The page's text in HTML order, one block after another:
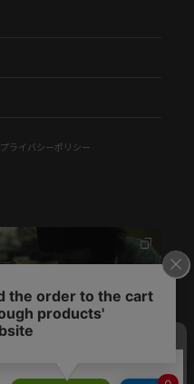
プライバシーポリシー